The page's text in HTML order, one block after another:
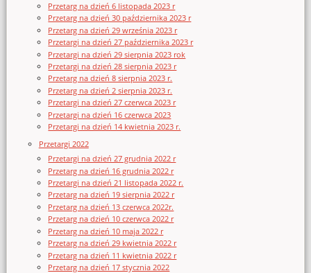
Przetarg na dzień 6 listopada 2023 r
Przetarg na dzień 30 października 2023 r
Przetarg na dzień 29 września 2023 r
Przetargi na dzień 27 października 2023 r
Przetargi na dzień 29 sierpnia 2023 rok
Przetargi na dzień 28 sierpnia 2023 r
Przetarg na dzień 8 sierpnia 2023 r.
Przetarg na dzień 2 sierpnia 2023 r.
Przetargi na dzień 27 czerwca 2023 r
Przetargi na dzień 16 czerwca 2023
Przetargi na dzień 14 kwietnia 2023 r.
Przetargi 2022
Przetargi na dzień 27 grudnia 2022 r
Przetarg na dzień 16 grudnia 2022 r
Przetargi na dzień 21 listopada 2022 r.
Przetarg na dzień 19 sierpnia 2022 r
Przetarg na dzień 13 czerwca 2022r.
Przetarg na dzień 10 czerwca 2022 r
Przetarg na dzień 10 maja 2022 r
Przetarg na dzień 29 kwietnia 2022 r
Przetarg na dzień 11 kwietnia 2022 r
Przetarg na dzień 17 stycznia 2022